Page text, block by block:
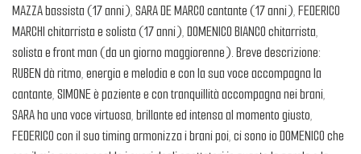
MAZZA bassista (17 anni), SARA DE MARCO cantante (17 anni), FEDERICO
MARCHI chitarrista e solista (17 anni), DOMENICO BIANCO chitarrista,
solista e front man (da un giorno maggiorenne). Breve descrizione:
RUBEN dà ritmo, energia e melodia e con la sua voce accompagna la
cantante, SIMONE è paziente e con tranquillità accompagna nei brani,
SARA ha una voce virtuosa, brillante ed intensa al momento giusto,
FEDERICO con il suo timing armonizza i brani poi, ci sono io DOMENICO che